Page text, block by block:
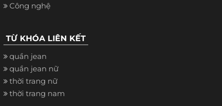
Công nghệ
TỪ KHÓA LIÊN KẾT
quần jean
quần jean nữ
thời trang nữ
thời trang nam